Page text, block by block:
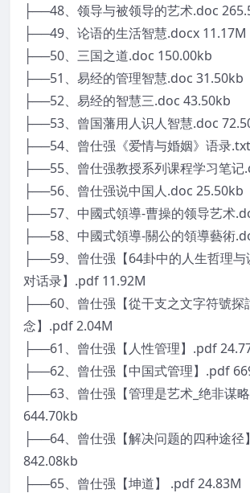
├──48、领导与被领导的艺术.doc
├──49、论语的生活智慧.docx 11.17M
├──50、三国之道.doc 150.00kb
├──51、易经的管理智慧.doc 31.50kb
├──52、易经的智慧三.doc 43.50kb
├──53、曾国藩用人识人智慧.doc
├──54、曾仕强《爱情与婚姻》语录
├──55、曾仕强教授系列课程学习笔
├──56、曾仕强说中国人.doc 25.50kb
├──57、中國式領導-曹操的领导艺术
├──58、中國式領導-關公的領導藝術
├──59、曾仕强【64卦中的人生哲理与
对话录】.pdf 11.92M
├──60、曾仕强【從干支之文字符號探
念】.pdf 2.04M
├──61、曾仕强【人性管理】.pdf
├──62、曾仕强【中国式管理】.pdf
├──63、曾仕强【管理是艺术_绝非谋
644.70kb
├──64、曾仕强【解决问题的四种途
842.08kb
├──65、曾仕强【坤道】 .pdf 24.83M